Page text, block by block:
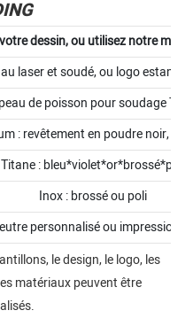
dessin, ou utilisez notre
laser et soudé, ou logo
de poisson pour soudage TIG
: revêtement en poudre noir,
Titane : bleu*violet*or*brossé*poli
Inox : brossé ou poli
personnalisé ou impression
le design, le logo, les
matériaux peuvent être